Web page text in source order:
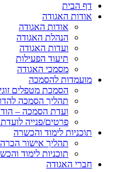
דף הבית
אודות האגודה
אודות האגודה
הנהלת האגודה
ועדות האגודה
תיעוד הפעילות
מסמכי האגודה
מועמדות להסמכה
הסמכת מטפלים
תהליך הסמכה
ועדת הסמכה –
פרטים/פנייה לועדת
תוכניות לימוד והכשרה
תהליך אישור הכרה
תוכניות לימוד
חברי האגודה